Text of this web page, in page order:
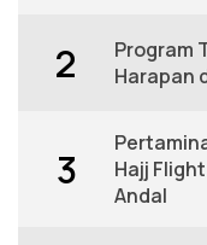
2
Program
Harapan
3
Hajj
Andal